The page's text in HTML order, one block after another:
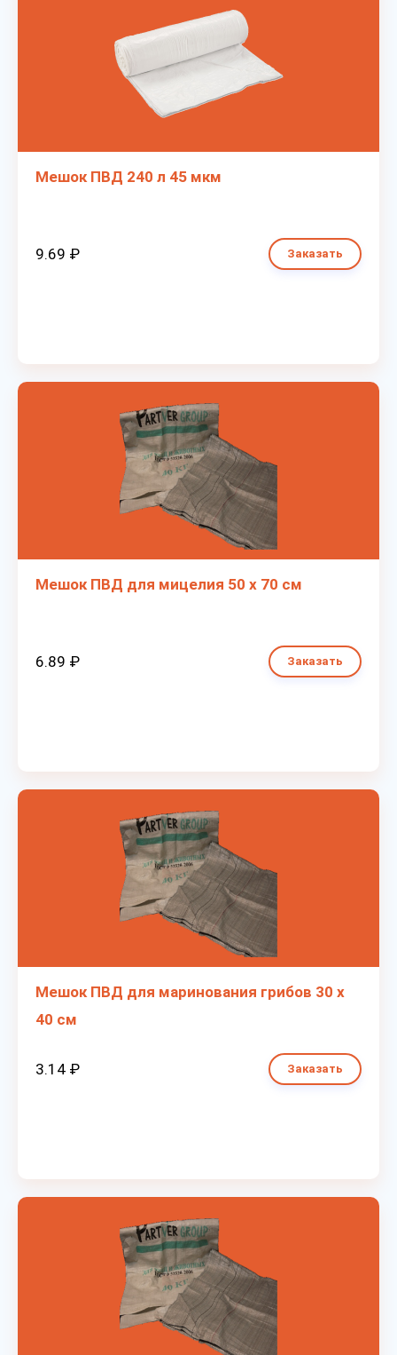
Мешок ПВД 240 л 45 мкм
9.69 ₽ Заказать
Мешок ПВД для мицелия 50 х 70 см
6.89 ₽ Заказать
Мешок ПВД для маринования грибов 30 х
40 см
3.14 ₽ Заказать